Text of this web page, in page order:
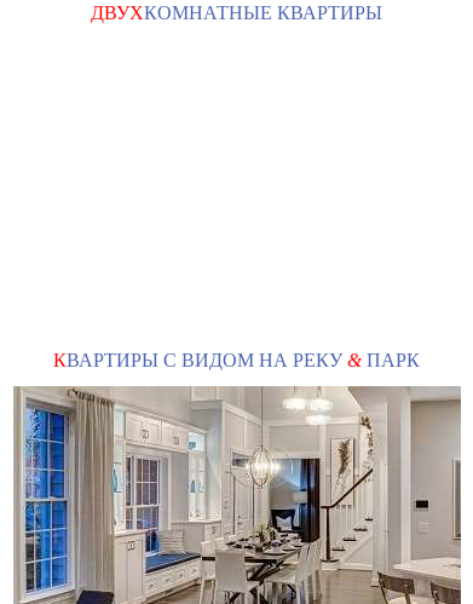
ДВУХКОМНАТНЫЕ КВАРТИРЫ
КВАРТИРЫ С ВИДОМ НА РЕКУ&ПАРК